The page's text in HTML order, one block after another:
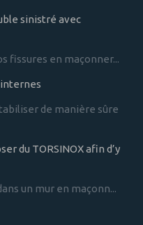
sinistré avec
fissures en maçonner...
de manière sûre
du TORSINOX afin d’y
un mur en maçonn...